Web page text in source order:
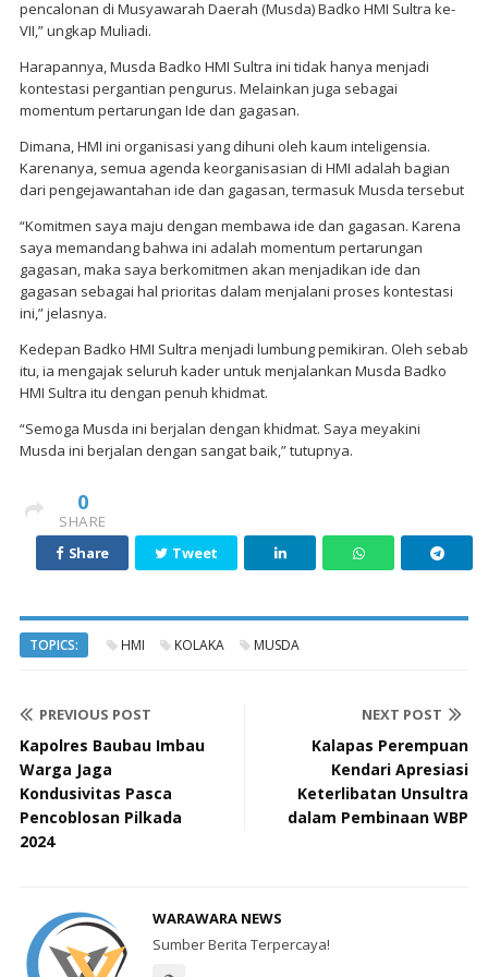
pencalonan di Musyawarah Daerah (Musda) Badko HMI Sultra ke-
VII,” ungkap Muliadi.
Harapannya, Musda Badko HMI Sultra ini tidak hanya menjadi
kontestasi pergantian pengurus. Melainkan juga sebagai
momentum pertarungan Ide dan gagasan.
Dimana, HMI ini organisasi yang dihuni oleh kaum inteligensia.
Karenanya, semua agenda keorganisasian di HMI adalah bagian
dari pengejawantahan ide dan gagasan, termasuk Musda tersebut
“Komitmen saya maju dengan membawa ide dan gagasan. Karena
saya memandang bahwa ini adalah momentum pertarungan
gagasan, maka saya berkomitmen akan menjadikan ide dan
gagasan sebagai hal prioritas dalam menjalani proses kontestasi
ini,” jelasnya.
Kedepan Badko HMI Sultra menjadi lumbung pemikiran. Oleh sebab
itu, ia mengajak seluruh kader untuk menjalankan Musda Badko
HMI Sultra itu dengan penuh khidmat.
“Semoga Musda ini berjalan dengan khidmat. Saya meyakini
Musda ini berjalan dengan sangat baik,” tutupnya.
0
SHARE
Share
Tweet
TOPICS: HMI KOLAKA MUSDA
PREVIOUS POST
Kapolres Baubau Imbau
Warga Jaga
Kondusivitas Pasca
Pencoblosan Pilkada
2024
NEXT POST
Kalapas Perempuan
Kendari Apresiasi
Keterlibatan Unsultra
dalam Pembinaan WBP
WARAWARA NEWS
Sumber Berita Terpercaya!